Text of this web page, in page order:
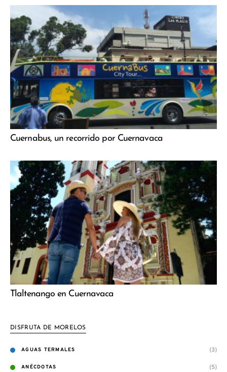
Cuernabus, un recorrido por Cuernavaca
Tlaltenango en Cuernavaca
DISFRUTA DE MORELOS
AGUAS TERMALES (3)
ANÉCDOTAS (5)